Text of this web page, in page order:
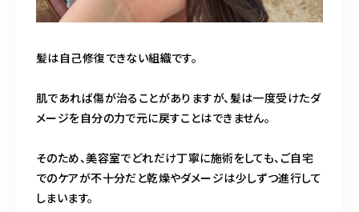
髪は自己修復できない組織です。
肌であれば傷が治ることがありますが、髪は一度受けたダ
メージを自分の力で元に戻すことはできません。
そのため、美容室でどれだけ丁寧に施術をしても、ご自宅
でのケアが不十分だと乾燥やダメージは少しずつ進行して
しまいます。